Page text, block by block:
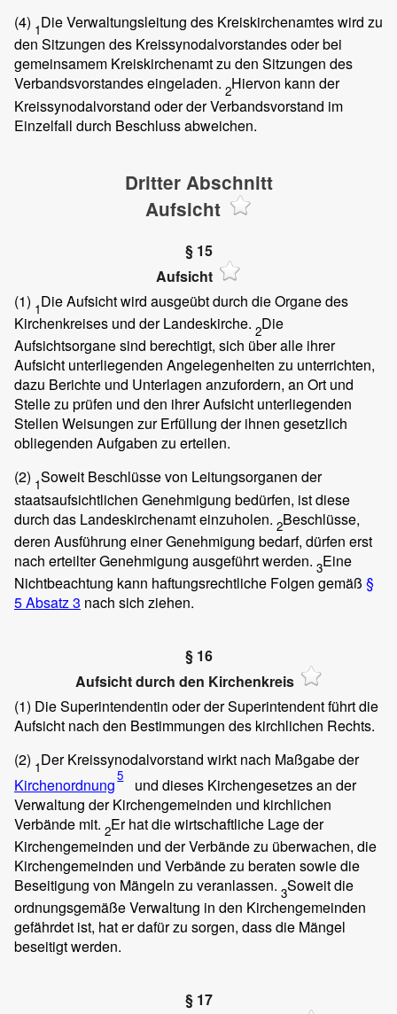
(4) 1Die Verwaltungsleitung des Kreiskirchenamtes wird zu
den Sitzungen des Kreissynodalvorstandes oder bei
gemeinsamem Kreiskirchenamt zu den Sitzungen des
Verbandsvorstandes eingeladen. 2Hiervon kann der
Kreissynodalvorstand oder der Verbandsvorstand im
Einzelfall durch Beschluss abweichen.
Dritter Abschnitt
Aufsicht
§ 15
Aufsicht
(1) 1Die Aufsicht wird ausgeübt durch die Organe des
Kirchenkreises und der Landeskirche. 2Die
Aufsichtsorgane sind berechtigt, sich über alle ihrer
Aufsicht unterliegenden Angelegenheiten zu unterrichten,
dazu Berichte und Unterlagen anzufordern, an Ort und
Stelle zu prüfen und den ihrer Aufsicht unterliegenden
Stellen Weisungen zur Erfüllung der ihnen gesetzlich
obliegenden Aufgaben zu erteilen.
(2) 1Soweit Beschlüsse von Leitungsorganen der
staatsaufsichtlichen Genehmigung bedürfen, ist diese
durch das Landeskirchenamt einzuholen. 2Beschlüsse,
deren Ausführung einer Genehmigung bedarf, dürfen erst
nach erteilter Genehmigung ausgeführt werden. 3Eine
Nichtbeachtung kann haftungsrechtliche Folgen gemäß §
5 Absatz 3 nach sich ziehen.
§ 16
Aufsicht durch den Kirchenkreis
(1) Die Superintendentin oder der Superintendent führt die
Aufsicht nach den Bestimmungen des kirchlichen Rechts.
(2) 1Der Kreissynodalvorstand wirkt nach Maßgabe der
Kirchenordnung5
und dieses Kirchengesetzes an der
Verwaltung der Kirchengemeinden und kirchlichen
Verbände mit. 2Er hat die wirtschaftliche Lage der
Kirchengemeinden und der Verbände zu überwachen, die
Kirchengemeinden und Verbände zu beraten sowie die
Beseitigung von Mängeln zu veranlassen. 3Soweit die
ordnungsgemäße Verwaltung in den Kirchengemeinden
gefährdet ist, hat er dafür zu sorgen, dass die Mängel
beseitigt werden.
§ 17